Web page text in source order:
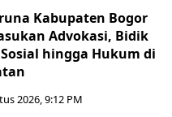
Kabupaten Bogor
Advokasi, Bidik
hingga Hukum di
2026, 9:12 PM